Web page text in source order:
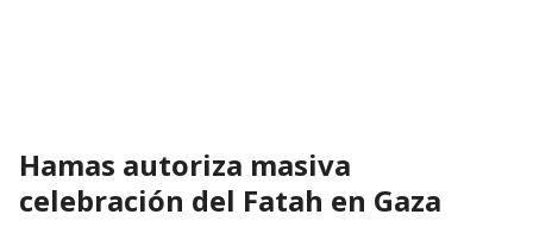
Hamas autoriza masiva
celebración del Fatah en Gaza